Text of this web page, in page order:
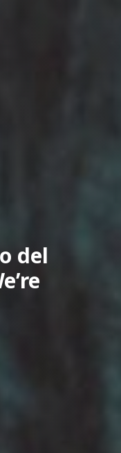
del